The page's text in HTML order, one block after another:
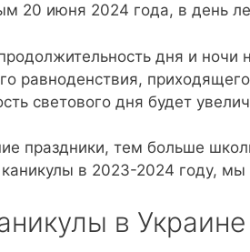
20 июня 2024 года, в день
дня и ночи
равноденствия,
светового дня будет
праздники, тем больше
в 2023-2024 году,
в